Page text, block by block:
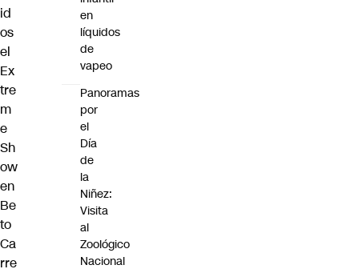
id
os
el
Ex
tre
m
e
Sh
ow
en
Be
to
Ca
rre
en
líquidos
de
vapeo
Panoramas
por
el
Día
de
la
Niñez:
Visita
al
Zoológico
Nacional